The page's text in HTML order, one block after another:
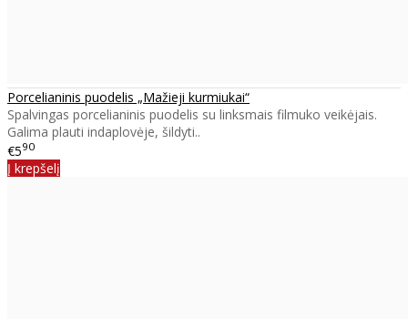
Porcelianinis puodelis „Mažieji kurmiukai“
Spalvingas porcelianinis puodelis su linksmais filmuko veikėjais.
Galima plauti indaplovėje, šildyti..
€590
Į krepšelį